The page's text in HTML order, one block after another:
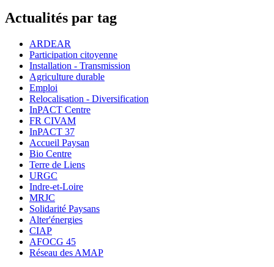
Actualités par tag
ARDEAR
Participation citoyenne
Installation - Transmission
Agriculture durable
Emploi
Relocalisation - Diversification
InPACT Centre
FR CIVAM
InPACT 37
Accueil Paysan
Bio Centre
Terre de Liens
URGC
Indre-et-Loire
MRJC
Solidarité Paysans
Alter'énergies
CIAP
AFOCG 45
Réseau des AMAP